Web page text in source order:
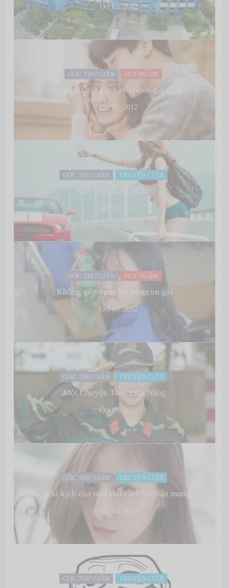
Oct 03, 2012
GÓC THƯ GIÃN SUY NGẪM
9 bí quyết giữ gìn hạnh phúc gia đình
Oct 03, 2012
GÓC THƯ GIÃN TRUYỆN CƯỜI
Các cấp độ STRESS
Oct 03, 2012
GÓC THƯ GIÃN SUY NGẪM
Không nên nghe lời bọn con gái
Oct 03, 2012
GÓC THƯ GIÃN TRUYỆN CƯỜI
Một Chuyện Toàn Dấu Nặng
Oct 03, 2012
GÓC THƯ GIÃN TRUYỆN CƯỜI
24 giờ bi kịch của một Hot Girl “cư dân mạng”…
Oct 03, 2012
GÓC THƯ GIÃN TRUYỆN CƯỜI